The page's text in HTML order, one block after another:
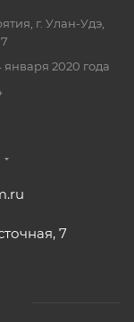
г. Улан-Удэ,
января 2020 года
7